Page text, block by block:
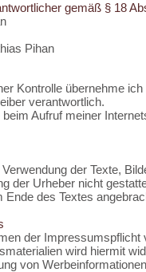
gemäß § 18
Pihan
Kontrolle übernehme
verantwortlich.
Aufruf meiner
der Texte,
der Urheber nicht
Ende des Textes
der
wird hiermit
von